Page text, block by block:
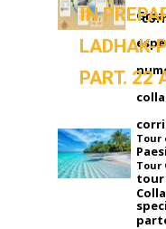
IN
LADHAK-
PART. 22
Tour
Tour
tour